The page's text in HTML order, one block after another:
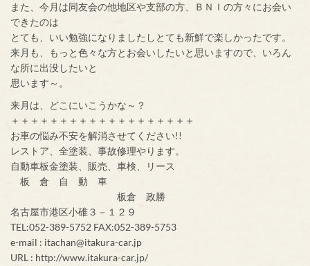
また、今月は同友会の他地区や支部の方、ＢＮＩの方々にお会い
できたのは
とても、いい勉強になりましたしとても新鮮で楽しかったです。
来月も、もっと色々な方とお会いしたいと思いますので、いろん
な所に出没したいと
思います～。
来月は、どこにいこうかな～？
＋＋＋＋＋＋＋＋＋＋＋＋＋＋＋＋＋＋＋
お車の悩み不安を解消させてください!!
レストア、全塗装、事故修理やります。
自動車板金塗装、販売、車検、リース
板 倉 自 動 車
板倉 政勝
名古屋市港区小碓３－１２９
TEL:052-389-5752 FAX:052-389-5753
e-mail : itachan@itakura-car.jp
URL : http://www.itakura-car.jp/